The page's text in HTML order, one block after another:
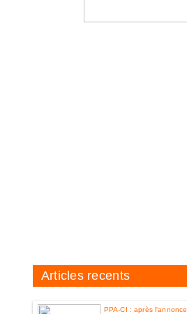
Articles recents
PPA-CI : après l'annonce